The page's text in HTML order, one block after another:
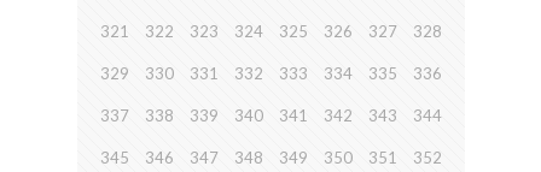
321 322 323 324 325 326 327 328
329 330 331 332 333 334 335 336
337 338 339 340 341 342 343 344
345 346 347 348 349 350 351 352